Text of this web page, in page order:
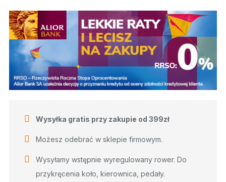
Wysyłka gratis przy zakupie od 399zł
Możesz odebrać w sklepie firmowym.
Wysyłamy wstępnie wyregulowany rower. Do
przykręcenia koło, kierownica, pedały.